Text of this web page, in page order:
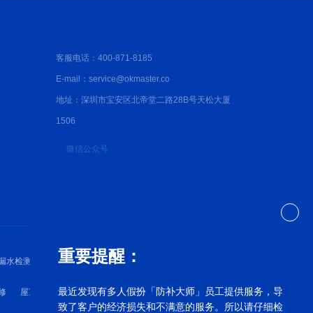
客服电话：400-871-8185
E-mail：service@okmaster.co
地址：深圳市宝安区北帝堂二路28B号天松大厦
1506
微信公众号
水检测 深圳防水检测 深圳防水维修
屋顶漏水维修 外墙漏水维修
卫生间漏水维修
重要提醒：
最近发现有多人假扮「防补大师」员工提供服务，导
致了客户的经济损失和不满意的服务。所以请仔细检